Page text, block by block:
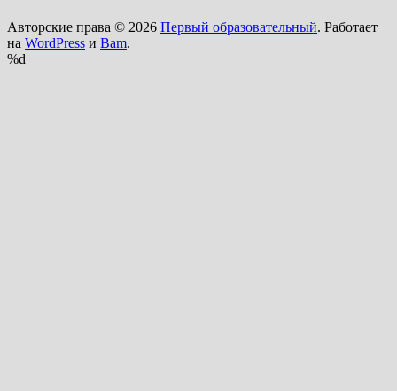
Авторские права © 2026 Первый образовательный. Работает
на WordPress и Bam.
%d